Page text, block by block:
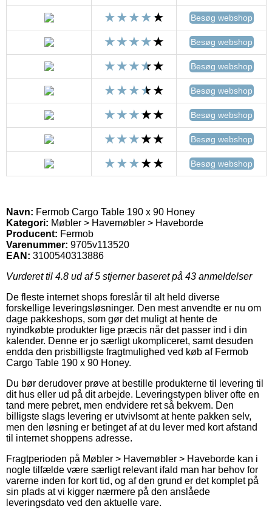
Besøg webshop
Besøg webshop
Besøg webshop
Besøg webshop
Besøg webshop
Besøg webshop
Besøg webshop
Navn: Fermob Cargo Table 190 x 90 Honey
Kategori: Møbler > Havemøbler > Haveborde
Producent: Fermob
Varenummer: 9705v113520
EAN: 3100540313886
Vurderet til 4.8 ud af 5 stjerner baseret på 43 anmeldelser
De fleste internet shops foreslår til alt held diverse
forskellige leveringsløsninger. Den mest anvendte er nu om
dage pakkeshops, som gør det muligt at hente de
nyindkøbte produkter lige præcis når det passer ind i din
kalender. Denne er jo særligt ukompliceret, samt desuden
endda den prisbilligste fragtmulighed ved køb af Fermob
Cargo Table 190 x 90 Honey.
Du bør derudover prøve at bestille produkterne til levering til
dit hus eller ud på dit arbejde. Leveringstypen bliver ofte en
tand mere pebret, men endvidere ret så bekvem. Den
billigste slags levering er utvivlsomt at hente pakken selv,
men den løsning er betinget af at du lever med kort afstand
til internet shoppens adresse.
Fragtperioden på Møbler > Havemøbler > Haveborde kan i
nogle tilfælde være særligt relevant ifald man har behov for
varerne inden for kort tid, og af den grund er det komplet på
sin plads at vi kigger nærmere på den anslåede
leveringsdato ved den aktuelle vare.